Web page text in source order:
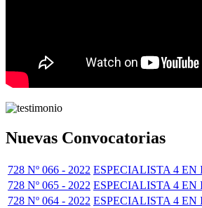
Nuevas Convocatorias
728 Nº 066 - 2022 ESPECIALISTA 4
728 Nº 065 - 2022 ESPECIALISTA 4
728 Nº 064 - 2022 ESPECIALISTA 4